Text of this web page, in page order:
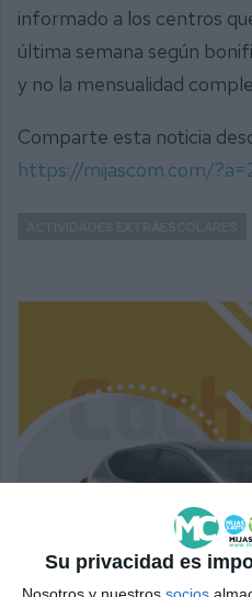
Su privacidad es
informado a los centros
última semana según
y no la mensualidad
Comparte esta noticia
https://mijascom.com/